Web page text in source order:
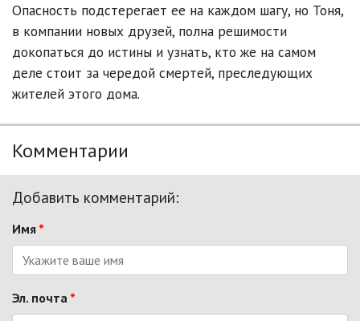
Опасность подстерегает ее на каждом шагу, но Тоня,
в компании новых друзей, полна решимости
докопаться до истины и узнать, кто же на самом
деле стоит за чередой смертей, преследующих
жителей этого дома.
Комментарии
Добавить комментарий:
Имя *
Эл. почта *